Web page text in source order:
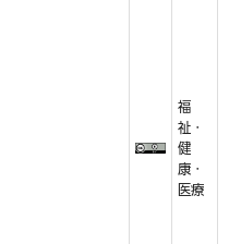
福
祉・
健
康・
医療